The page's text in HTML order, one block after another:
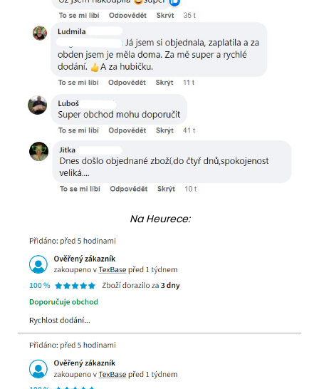
Na Heurece: